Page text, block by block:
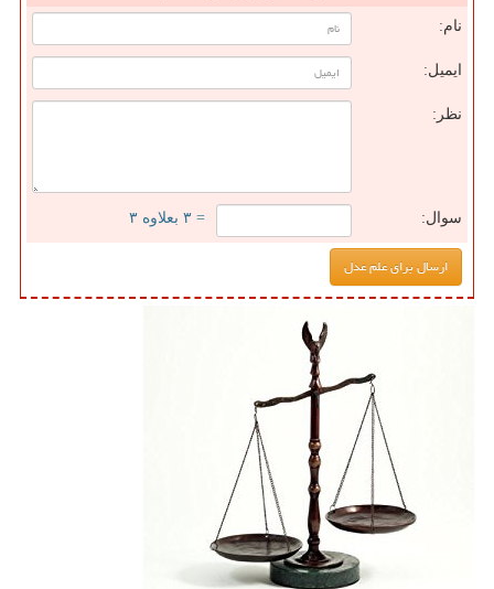
نام:
ایمیل:
نظر:
سوال: = ۳ بعلاوه ۳